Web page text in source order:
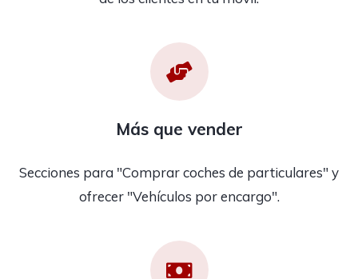
Más que vender
Secciones para "Comprar coches de particulares" y
ofrecer "Vehículos por encargo".